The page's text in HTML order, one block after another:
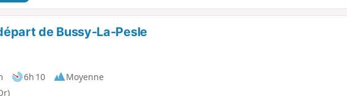
de Bussy-La-Pesle
6h 10
Moyenne